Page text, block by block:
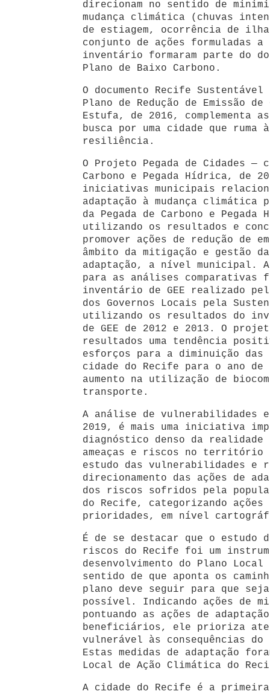
direcionam no sentido de
mudança climática (chuvas
de estiagem, ocorrência de
conjunto de ações formuladas
inventário formaram parte do
Plano de Baixo Carbono.
O documento Recife
Plano de Redução de Emissão
Estufa, de 2016, complementa
busca por uma cidade que ruma
resiliência.
O Projeto Pegada de Cidades —
Carbono e Pegada Hídrica, de
iniciativas municipais
adaptação à mudança climática
da Pegada de Carbono e
utilizando os resultados e
promover ações de redução de
âmbito da mitigação e gestão
adaptação, a nível municipal. A
para as análises comparativas
inventário de GEE realizado
dos Governos Locais pela
utilizando os resultados do
de GEE de 2012 e 2013. O
resultados uma tendência
esforços para a diminuição das
cidade do Recife para o ano de
aumento na utilização de
transporte.
A análise de vulnerabilidades
2019, é mais uma iniciativa
diagnóstico denso da
ameaças e riscos no território
estudo das vulnerabilidades e
direcionamento das ações de
dos riscos sofridos pela
do Recife, categorizando ações
prioridades, em nível
É de se destacar que o estudo
riscos do Recife foi um
desenvolvimento do Plano
sentido de que aponta os
plano deve seguir para que
possível. Indicando ações de
pontuando as ações de
beneficiários, ele prioriza
vulnerável às consequências
Estas medidas de adaptação
Local de Ação Climática do
A cidade do Recife é a